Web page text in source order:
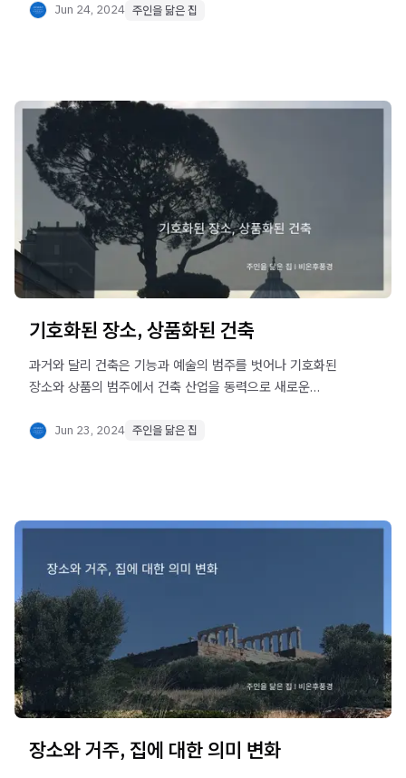
Jun 24, 2024 주인을 닮은 집
기호화된 장소, 상품화된 건축
과거와 달리 건축은 기능과 예술의 범주를 벗어나 기호화된
장소와 상품의 범주에서 건축 산업을 동력으로 새로운
Jun 23, 2024 주인을 닮은 집
장소와 거주, 집에 대한 의미 변화